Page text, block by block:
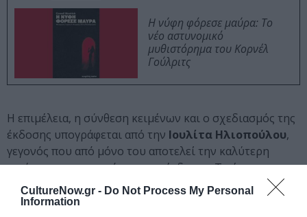
CultureNow.gr - Do Not Process My Personal
Information
Η νύφη φόρεσε μαύρα: Το
νέο αστυνομικό
μυθιστόρημα του Κορνέλ
Γούλριτς
Η επιμέλεια, η σύνθεση κειμένων και ο σχεδιασμός της
έκδοσης υπογράφεται από την Ιουλίτα Ηλιοπούλου,
γεγονός που από μόνο του αποτελεί την καλύτερη
εγγύηση για την ποιότητα της έκδοσης. Το έργο
συνοδεύεται από 2cd με τα κείμενα του βιβλίου- άλλα
ως απαγγελία και άλλα μελοποιημένα- με την συνθετική